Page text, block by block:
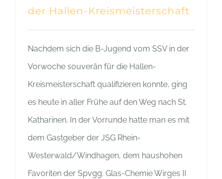
der Hallen-Kreismeisterschaft
Nachdem sich die B-Jugend vom SSV in der
Vorwoche souverän für die Hallen-
Kreismeisterschaft qualifizieren konnte, ging
es heute in aller Frühe auf den Weg nach St.
Katharinen. In der Vorrunde hatte man es mit
dem Gastgeber der JSG Rhein-
Westerwald/Windhagen, dem haushohen
Favoriten der Spvgg. Glas-Chemie Wirges II